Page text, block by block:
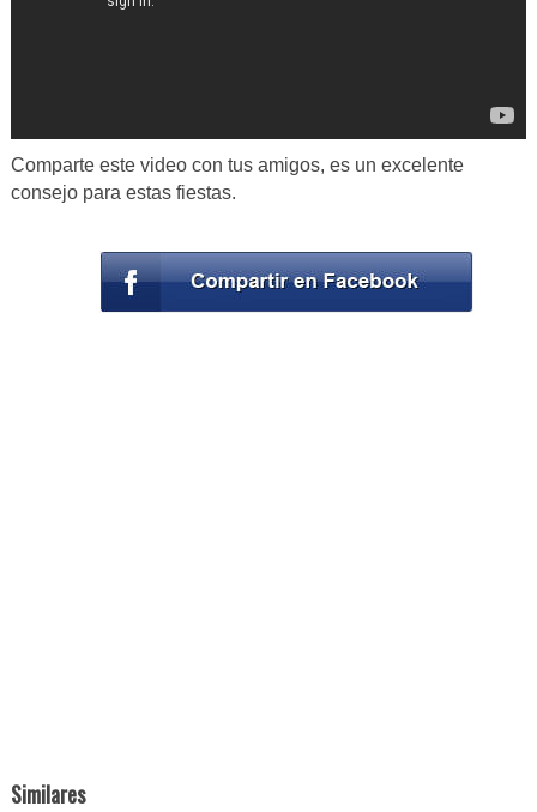
Comparte este video con tus amigos, es un excelente
consejo para estas fiestas.
Similares